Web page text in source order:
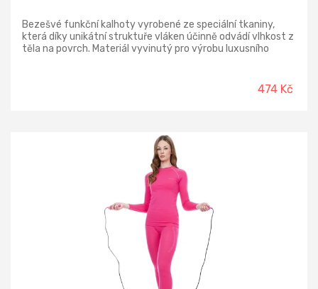
Bezešvé funkční kalhoty vyrobené ze speciální tkaniny,
která díky unikátní struktuře vláken účinně odvádí vlhkost z
těla na povrch. Materiál vyvinutý pro výrobu luxusního
jemností, nedráždí pokožku, je velmi příjemná na nošení a
vhodná pro vyšší zátěž. Přiléhavý střih podporuje komfort
474 Kč